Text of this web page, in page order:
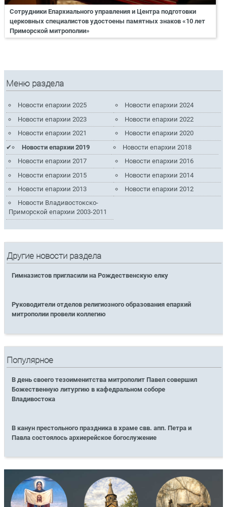
Сотрудники Епархиального управления и Центра подготовки
церковных специалистов удостоены памятных знаков «10 лет
Приморской митрополии»
Меню раздела
Новости епархии 2025
Новости епархии 2024
Новости епархии 2023
Новости епархии 2022
Новости епархии 2021
Новости епархии 2020
Новости епархии 2019
Новости епархии 2018
Новости епархии 2017
Новости епархии 2016
Новости епархии 2015
Новости епархии 2014
Новости епархии 2013
Новости епархии 2012
Новости Владивостокско-
Приморской епархии 2003-2011
Другие новости раздела
Гимназистов пригласили на Рождественскую елку
Руководители отделов религиозного образования епархий
митрополии провели коллегию
Популярное
В день своего тезоименитства митрополит Павел совершил
Божественную литургию в кафедральном соборе
Владивостока
В канун престольного праздника в храме свв. апп. Петра и
Павла состоялось архиерейское богослужение